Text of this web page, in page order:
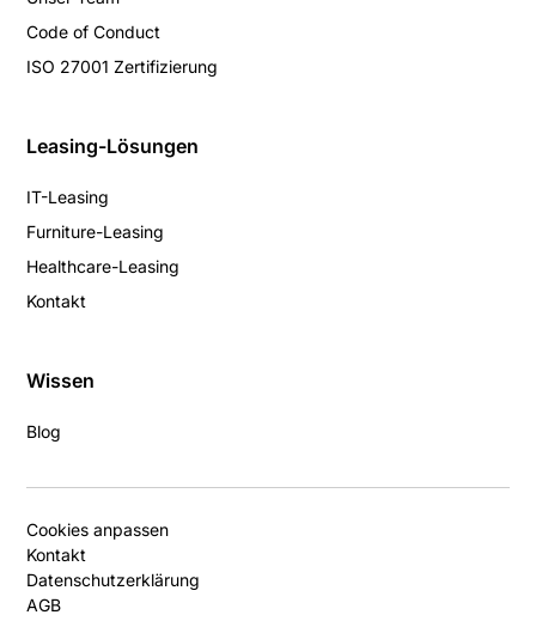
Code of Conduct
ISO 27001 Zertifizierung
Leasing-Lösungen
IT-Leasing
Furniture-Leasing
Healthcare-Leasing
Kontakt
Wissen
Blog
Cookies anpassen
Kontakt
Datenschutzerklärung
AGB